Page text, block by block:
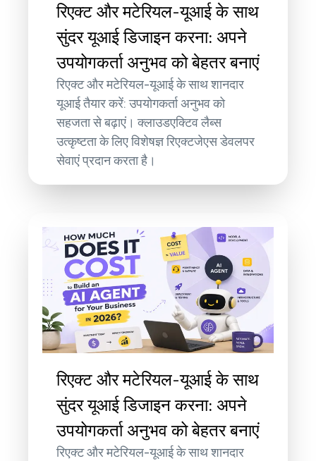
रिएक्ट और मटेरियल-यूआई के साथ
सुंदर यूआई डिजाइन करना: अपने
उपयोगकर्ता अनुभव को बेहतर बनाएं
रिएक्ट और मटेरियल-यूआई के साथ शानदार
यूआई तैयार करें: उपयोगकर्ता अनुभव को
सहजता से बढ़ाएं। क्लाउडएक्टिव लैब्स
उत्कृष्टता के लिए विशेषज्ञ रिएक्टजेएस डेवलपर
सेवाएं प्रदान करता है।
रिएक्ट और मटेरियल-यूआई के साथ
सुंदर यूआई डिजाइन करना: अपने
उपयोगकर्ता अनुभव को बेहतर बनाएं
रिएक्ट और मटेरियल-यूआई के साथ शानदार